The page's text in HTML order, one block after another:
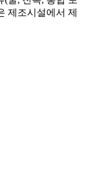
제조시설에서 제